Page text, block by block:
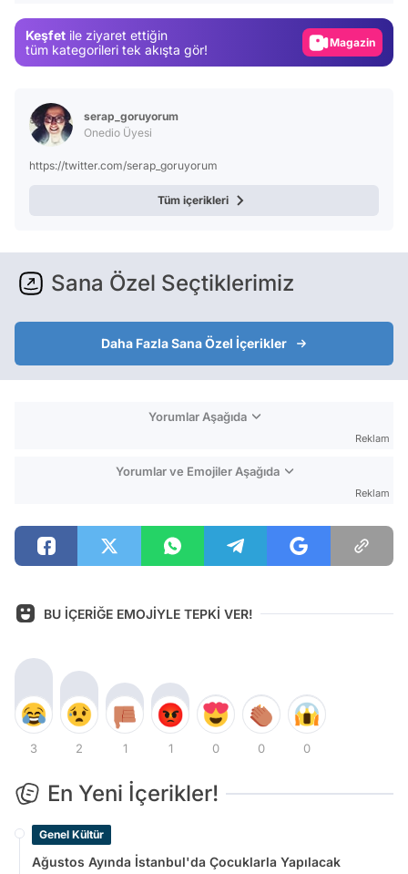
Keşfet ile ziyaret ettiğin
tüm kategorileri tek akışta gör!
Magazin
serap_goruyorum
Onedio Üyesi
https://twitter.com/serap_goruyorum
Tüm içerikleri
Sana Özel Seçtiklerimiz
Daha Fazla Sana Özel İçerikler
Yorumlar Aşağıda
Reklam
Yorumlar ve Emojiler Aşağıda
Reklam
BU İÇERİĞE EMOJİYLE TEPKİ VER!
3 2 1 1 0 0 0
En Yeni İçerikler!
Genel Kültür
Ağustos Ayında İstanbul'da Çocuklarla Yapılacak